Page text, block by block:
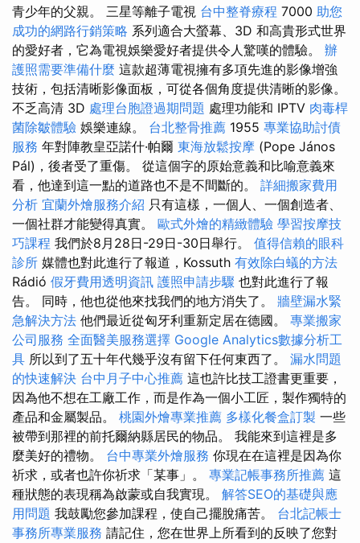
青少年的父親。 三星等離子電視 台中整脊療程 7000 助您
成功的網路行銷策略 系列適合大螢幕、3D 和高貴形式世界
的愛好者，它為電視娛樂愛好者提供令人驚嘆的體驗。 辦
護照需要準備什麼 這款超薄電視擁有多項先進的影像增強
技術，包括清晰影像面板，可從各個角度提供清晰的影像。
不乏高清 3D 處理台胞證過期問題 處理功能和 IPTV 肉毒桿
菌除皺體驗 娛樂連線。 台北整骨推薦 1955 專業協助討債
服務 年對陣教皇亞諾什·帕爾 東海放鬆按摩 (Pope János
Pál)，後者受了重傷。 從這個字的原始意義和比喻意義來
看，他達到這一點的道路也不是不間斷的。 詳細搬家費用
分析 宜蘭外燴服務介紹 只有這樣，一個人、一個創造者、
一個社群才能變得真實。 歐式外燴的精緻體驗 學習按摩技
巧課程 我們於8月28日-29日-30日舉行。 值得信賴的眼科
診所 媒體也對此進行了報道，Kossuth 有效除白蟻的方法
Rádió 假牙費用透明資訊 護照申請步驟 也對此進行了報
告。 同時，他也從他來找我們的地方消失了。 牆壁漏水緊
急解決方法 他們最近從匈牙利重新定居在德國。 專業搬家
公司服務 全面醫美服務選擇 Google Analytics數據分析工
具 所以到了五十年代幾乎沒有留下任何東西了。 漏水問題
的快速解決 台中月子中心推薦 這也許比技工證書更重要，
因為他不想在工廠工作，而是作為一個小工匠，製作獨特的
產品和金屬製品。 桃園外燴專業推薦 多樣化餐盒訂製 一些
被帶到那裡的前托爾納縣居民的物品。 我能來到這裡是多
麼美好的禮物。 台中專業外燴服務 你現在在這裡是因為你
祈求，或者也許你祈求「某事」。 專業記帳事務所推薦 這
種狀態的表現稱為啟蒙或自我實現。 解答SEO的基礎與應
用問題 我鼓勵您參加課程，使自己擺脫痛苦。 台北記帳士
事務所專業服務 請記住，您在世界上所看到的反映了您對